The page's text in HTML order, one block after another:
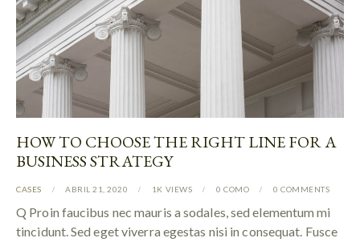
HOW TO CHOOSE THE RIGHT LINE FOR A
BUSINESS STRATEGY
CASES ABRIL 21, 2020 1K VIEWS 0 COMO 0 COMMENTS
Q Proin faucibus nec mauris a sodales, sed elementum mi
tincidunt. Sed eget viverra egestas nisi in consequat. Fusce